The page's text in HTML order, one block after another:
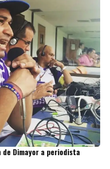
Dimayor a periodista